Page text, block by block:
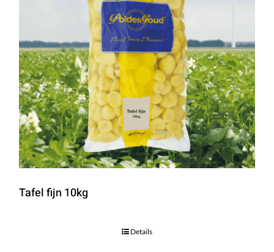
Tafel fijn 10kg
Details